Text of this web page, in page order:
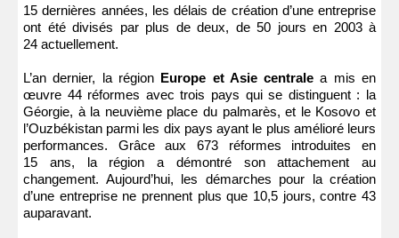
15 dernières années, les délais de création d’une entreprise
ont été divisés par plus de deux, de 50 jours en 2003 à
24 actuellement.
L’an dernier, la région Europe et Asie centrale a mis en
œuvre 44 réformes avec trois pays qui se distinguent : la
Géorgie, à la neuvième place du palmarès, et le Kosovo et
l’Ouzbékistan parmi les dix pays ayant le plus amélioré leurs
performances. Grâce aux 673 réformes introduites en
15 ans, la région a démontré son attachement au
changement. Aujourd’hui, les démarches pour la création
d’une entreprise ne prennent plus que 10,5 jours, contre 43
auparavant.